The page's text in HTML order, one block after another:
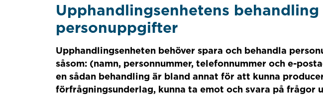
Upphandlingsenhetens behandling
personuppgifter
Upphandlingsenheten behöver spara och behandla
såsom: (namn, personnummer, telefonnummer och e-
en sådan behandling är bland annat för att kunna
förfrågningsunderlag, kunna ta emot och svara på frågor